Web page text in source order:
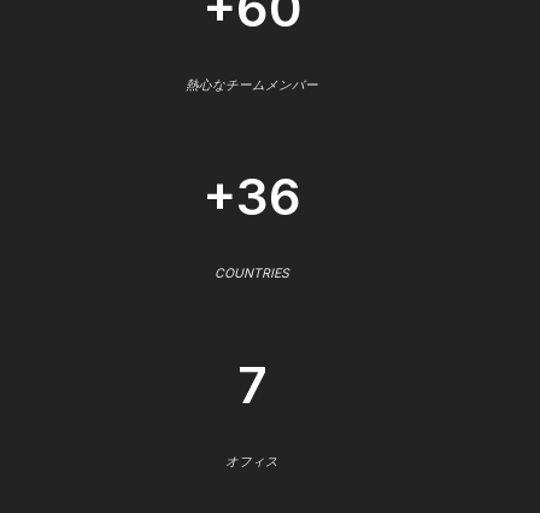
熱心なチームメンバー
+36
COUNTRIES
7
オフィス